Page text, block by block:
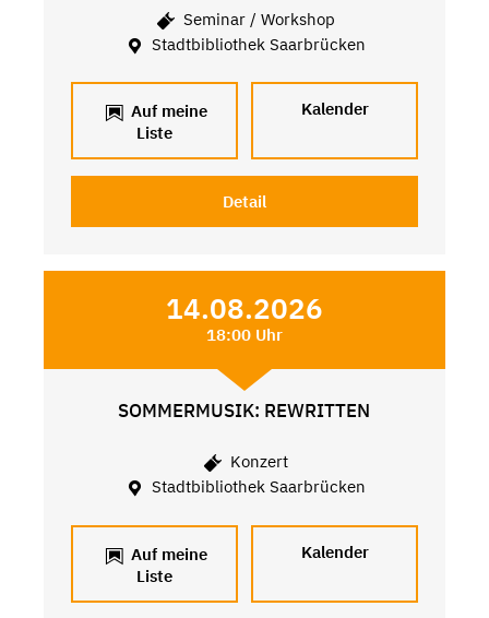
Seminar / Workshop
Stadtbibliothek Saarbrücken
Auf meine
Liste
Kalender
Detail
14.08.2026
18:00 Uhr
SOMMERMUSIK: REWRITTEN
Konzert
Stadtbibliothek Saarbrücken
Auf meine
Liste
Kalender